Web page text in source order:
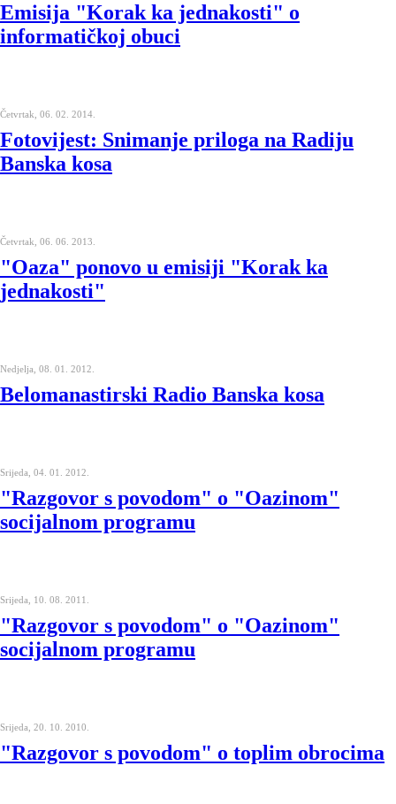
Emisija "Korak ka jednakosti" o
informatičkoj obuci
Četvrtak, 06. 02. 2014.
Fotovijest: Snimanje priloga na Radiju
Banska kosa
Četvrtak, 06. 06. 2013.
"Oaza" ponovo u emisiji "Korak ka
jednakosti"
Nedjelja, 08. 01. 2012.
Belomanastirski Radio Banska kosa
Srijeda, 04. 01. 2012.
"Razgovor s povodom" o "Oazinom"
socijalnom programu
Srijeda, 10. 08. 2011.
"Razgovor s povodom" o "Oazinom"
socijalnom programu
Srijeda, 20. 10. 2010.
"Razgovor s povodom" o toplim obrocima